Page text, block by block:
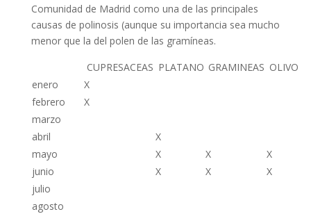
Comunidad de Madrid como una de las principales
causas de polinosis (aunque su importancia sea mucho
menor que la del polen de las gramíneas.
CUPRESACEAS PLATANO GRAMINEAS OLIVO
enero
X
febrero
X
marzo
abril
X
mayo
X X
X
junio
X X
X
julio
agosto